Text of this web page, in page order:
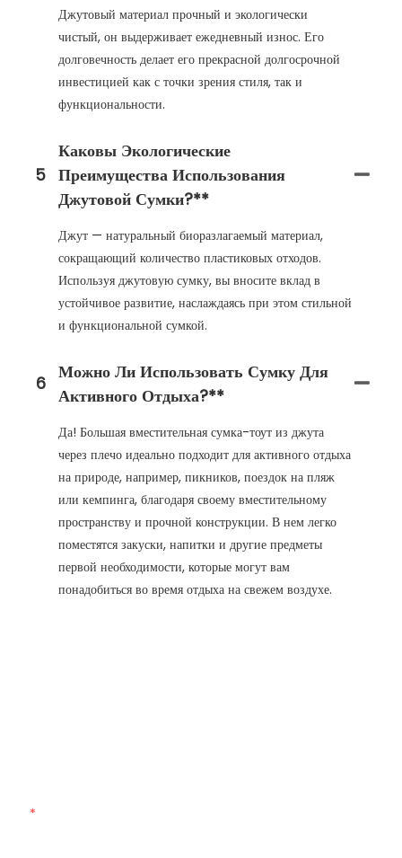
Джутовый материал прочный и экологически
чистый, он выдерживает ежедневный износ. Его
долговечность делает его прекрасной долгосрочной
инвестицией как с точки зрения стиля, так и
функциональности.
5
Каковы Экологические
Преимущества Использования
Джутовой Сумки?**
Джут — натуральный биоразлагаемый материал,
сокращающий количество пластиковых отходов.
Используя джутовую сумку, вы вносите вклад в
устойчивое развитие, наслаждаясь при этом стильной
и функциональной сумкой.
6
Можно Ли Использовать Сумку Для
Активного Отдыха?**
Да! Большая вместительная сумка-тоут из джута
через плечо идеально подходит для активного отдыха
на природе, например, пикников, поездок на пляж
или кемпинга, благодаря своему вместительному
пространству и прочной конструкции. В нем легко
поместятся закуски, напитки и другие предметы
первой необходимости, которые могут вам
понадобиться во время отдыха на свежем воздухе.